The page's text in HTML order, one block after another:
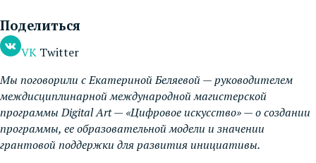
Поделиться
VK Twitter
Мы поговорили с Екатериной Беляевой — руководителем
междисциплинарной международной магистерской
программы Digital Art — «Цифровое искусство» — о создании
программы, ее образовательной модели и значении
грантовой поддержки для развития инициативы.